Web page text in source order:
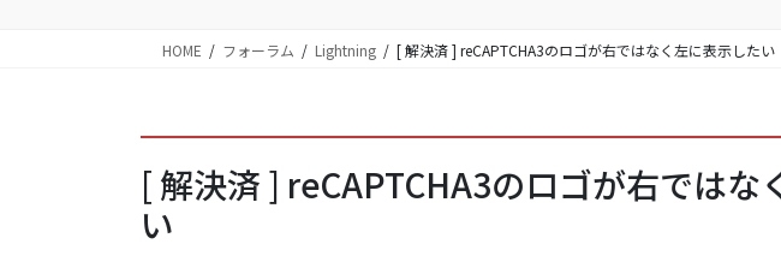
HOME フォーラム Lightning [ 解決済 ] reCAPTCHA3のロゴが右ではなく左に表示したい
[ 解決済 ] reCAPTCHA3のロゴが右ではな
い